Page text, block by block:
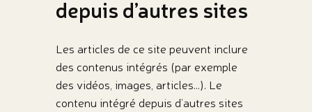
depuis d’autres sites
Les articles de ce site peuvent inclure
des contenus intégrés (par exemple
des vidéos, images, articles…). Le
contenu intégré depuis d’autres sites